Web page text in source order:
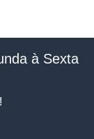
à Sexta